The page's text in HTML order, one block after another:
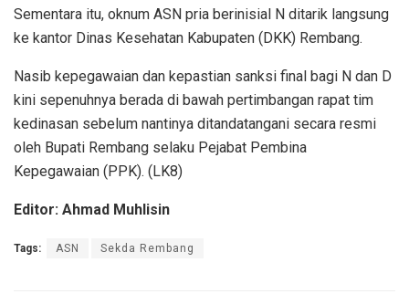
Sementara itu, oknum ASN pria berinisial N ditarik langsung
ke kantor Dinas Kesehatan Kabupaten (DKK) Rembang.
Nasib kepegawaian dan kepastian sanksi final bagi N dan D
kini sepenuhnya berada di bawah pertimbangan rapat tim
kedinasan sebelum nantinya ditandatangani secara resmi
oleh Bupati Rembang selaku Pejabat Pembina
Kepegawaian (PPK). (LK8)
Editor: Ahmad Muhlisin
Tags: ASN Sekda Rembang